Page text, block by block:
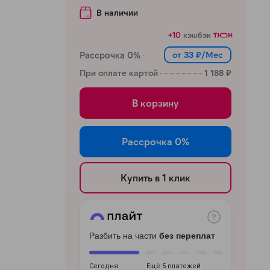
В наличии
+10 кэшбэк
Рассрочка 0%
от 33 ₽/Мес
При оплате картой
1 188 ₽
В корзину
Рассрочка 0%
Купить в 1 клик
Разбить на части без переплат
Сегодня Ещё 5 платежей